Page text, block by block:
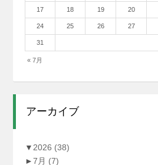
« 7月
17 18 19 20
24 25 26 27
31
アーカイブ
▼ 2026 (38)
►7月 (7)